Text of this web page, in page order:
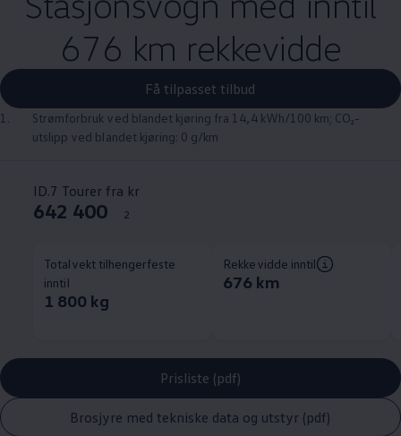
676 km rekkevidde
Få tilpasset tilbud
1.
Strømforbruk ved blandet kjøring fra 14,4 kWh/100 km; CO₂-
utslipp ved blandet kjøring: 0 g/km
ID.7 Tourer fra kr
642 400 2
Totalvekt tilhengerfeste
inntil
1 800 kg
Rekkevidde inntil
676 km
Prisliste (pdf)
Brosjyre med tekniske data og utstyr (pdf)